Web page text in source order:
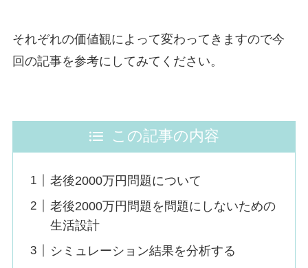
それぞれの価値観によって変わってきますので今
回の記事を参考にしてみてください。
この記事の内容
老後2000万円問題について
老後2000万円問題を問題にしないための
生活設計
シミュレーション結果を分析する